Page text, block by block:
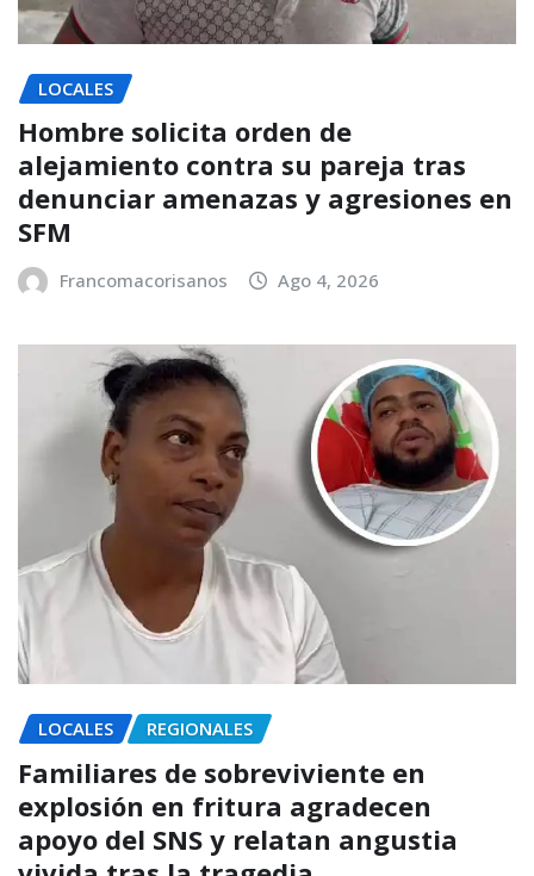
LOCALES
Hombre solicita orden de
alejamiento contra su pareja tras
denunciar amenazas y agresiones en
SFM
Francomacorisanos Ago 4, 2026
LOCALES REGIONALES
Familiares de sobreviviente en
explosión en fritura agradecen
apoyo del SNS y relatan angustia